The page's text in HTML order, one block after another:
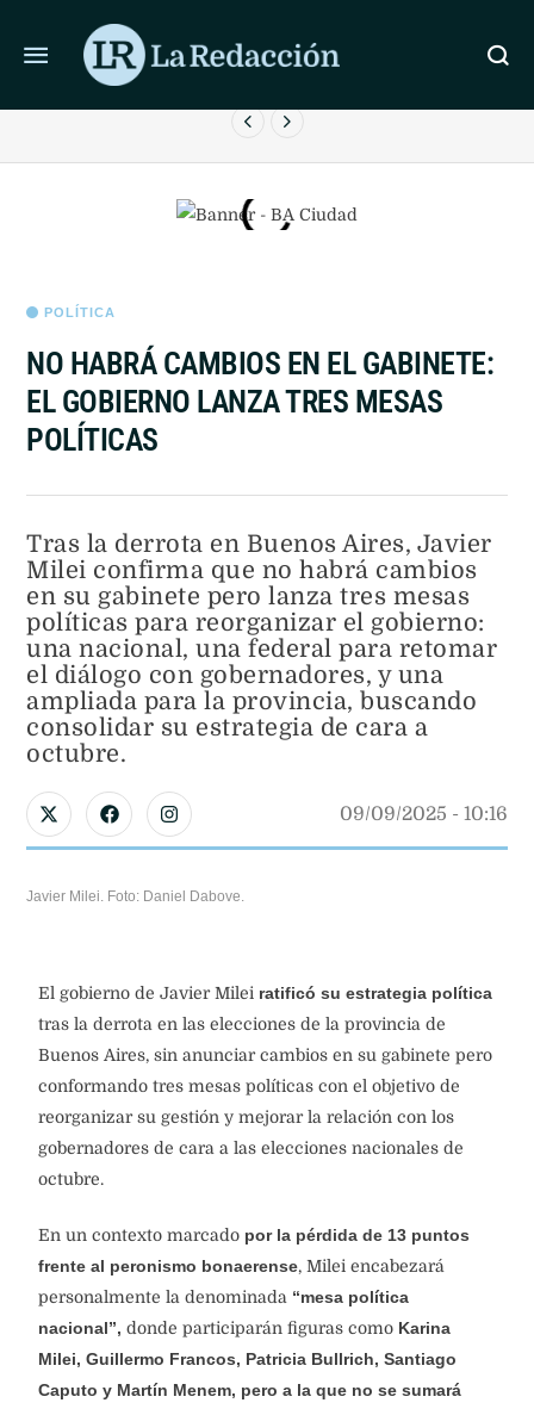
ÚLTIMAS NOTICIAS
CICLOGÉNESIS Y ALERTA NARANJA POR TORMENTAS
POLÍTICA
NO HABRÁ CAMBIOS EN EL GABINETE:
EL GOBIERNO LANZA TRES MESAS
POLÍTICAS
Tras la derrota en Buenos Aires, Javier
Milei confirma que no habrá cambios
en su gabinete pero lanza tres mesas
políticas para reorganizar el gobierno:
una nacional, una federal para retomar
el diálogo con gobernadores, y una
ampliada para la provincia, buscando
consolidar su estrategia de cara a
octubre.
09/09/2025 - 10:16
Javier Milei. Foto: Daniel Dabove.
El gobierno de Javier Milei ratificó su estrategia política
tras la derrota en las elecciones de la provincia de
Buenos Aires, sin anunciar cambios en su gabinete pero
conformando tres mesas políticas con el objetivo de
reorganizar su gestión y mejorar la relación con los
gobernadores de cara a las elecciones nacionales de
octubre.
En un contexto marcado por la pérdida de 13 puntos
frente al peronismo bonaerense, Milei encabezará
personalmente la denominada “mesa política
nacional”, donde participarán figuras como Karina
Milei, Guillermo Francos, Patricia Bullrich, Santiago
Caputo y Martín Menem, pero a la que no se sumará